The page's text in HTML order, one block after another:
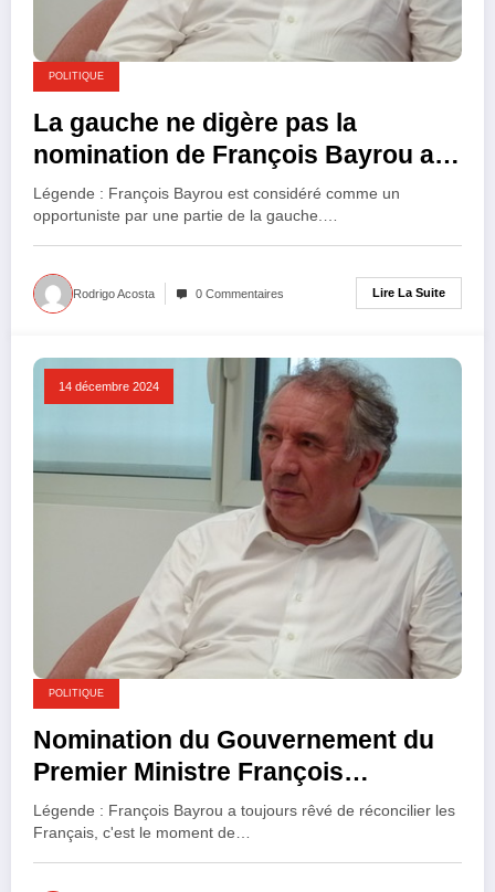
POLITIQUE
La gauche ne digère pas la
nomination de François Bayrou au
poste de Premier ministre
Légende : François Bayrou est considéré comme un
opportuniste par une partie de la gauche.…
Rodrigo Acosta 0 Commentaires Lire La Suite
14 décembre 2024
POLITIQUE
Nomination du Gouvernement du
Premier Ministre François
BAYROU, l’heure est grave
Légende : François Bayrou a toujours rêvé de réconcilier les
Français, c'est le moment de…